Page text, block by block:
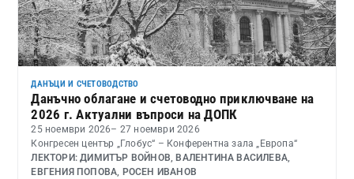
ДАНЪЦИ И СЧЕТОВОДСТВО
Данъчно облагане и счетоводно приключване на
2026 г. Актуални въпроси на ДОПК
25 ноември 2026– 27 ноември 2026
Конгресен център „Глобус“ – Конферентна зала „Европа“
ЛЕКТОРИ: ДИМИТЪР ВОЙНОВ, ВАЛЕНТИНА ВАСИЛЕВА,
ЕВГЕНИЯ ПОПОВА, РОСЕН ИВАНОВ